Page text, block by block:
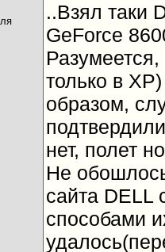
..Взял таки
GeForce
только в
образом,
нет, полет
Не
сайта DELL
способами